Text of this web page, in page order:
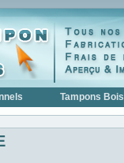
Tampons Bois